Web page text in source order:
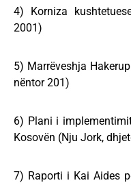
4) Korniza
2001)
5) Marrëveshja
nëntor 201)
6) Plani i
Kosovën (Nju Jork,
7) Raporti i Kai Aides